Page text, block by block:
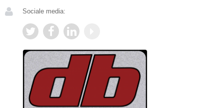
Sociale media: